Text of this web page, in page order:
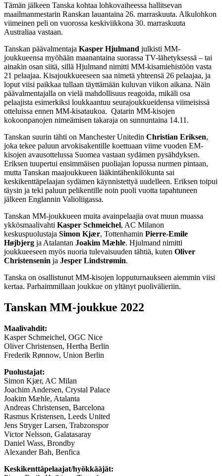
Tämän jälkeen Tanska kohtaa lohkovaiheessa hallitsevan
maailmanmestarin Ranskan lauantaina 26. marraskuuta. Alkulohkon
viimeinen peli on vuorossa keskiviikkona 30. marraskuuta
Australiaa vastaan.
Tanskan päävalmentaja Kasper Hjulmand julkisti MM-
joukkueensa myöhään maanantaina suorassa TV-lähetyksessä – tai
ainakin osan siitä, sillä Hjulmand nimitti MM-kisamiehistöön vasta
21 pelaajaa. Kisajoukkueeseen saa nimetä yhteensä 26 pelaajaa, ja
loput viisi paikkaa tullaan täyttämään kuluvan viikon aikana. Näin
päävalmentajalla on vielä mahdollisuus reagoida, mikäli osa
pelaajista esimerkiksi loukkaantuu seurajoukkueidensa viimeisissä
otteluissa ennen MM-kisataukoa. Qatarin MM-kisojen
kokoonpanojen nimeämisen takaraja on sunnuntaina 14.11.
Tanskan suurin tähti on Manchester Unitedin Christian Eriksen,
joka tekee paluun arvokisakentille koettuaan viime vuoden EM-
kisojen avausottelussa Suomea vastaan sydämen pysähdyksen.
Eriksen tuupertui ensimmäisen puoliajan lopussa nurmen pintaan,
mutta Tanskan maajoukkueen lääkintähenkilökunta sai
keskikenttäpelaajan sydämen käynnistettyä uudelleen. Eriksen toipui
täysin ja teki paluun pelikentille noin puoli vuotta tapahtuneen
jälkeen Englannin Valioliigassa.
Tanskan MM-joukkueen muita avainpelaajia ovat muun muassa
ykkösmaalivahti Kasper Schmeichel, AC Milanon
keskuspuolustaja Simon Kjær, Tottenhamin Pierre-Emile
Højbjerg ja Atalantan Joakim Mæhle. Hjulmand nimitti
joukkueeseen myös nuoria tulevaisuuden tähtiä, kuten Oliver
Christensenin ja Jesper Lindstrømin.
Tanska on osallistunut MM-kisojen lopputurnaukseen aiemmin viisi
kertaa. Parhaimmillaan joukkue on yltänyt puolivälieriin.
Tanskan MM-joukkue 2022
Maalivahdit:
Kasper Schmeichel, OGC Nice
Oliver Christensen, Hertha Berlin
Frederik Rønnow, Union Berlin
Puolustajat:
Simon Kjær, AC Milan
Joachim Andersen, Crystal Palace
Joakim Mæhle, Atalanta
Andreas Christensen, Barcelona
Rasmus Kristensen, Leeds United
Jens Stryger Larsen, Trabzonspor
Victor Nelsson, Galatasaray
Daniel Wass, Brondby
Alexander Bah, Benfica
Keskikenttäpelaajat/hyökkääjät: